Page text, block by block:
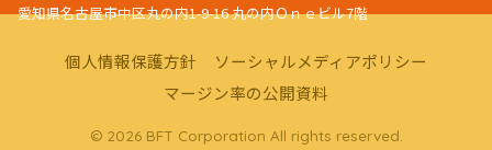
愛知県名古屋市中区丸の内1-9-16 丸の内Ｏｎｅビル7階
個人情報保護方針
ソーシャルメディアポリシー
マージン率の公開資料
© 2026 BFT Corporation All rights reserved.